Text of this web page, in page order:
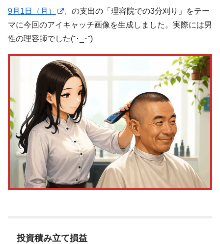
9月1日（月）
、の支出の「理容院での3分刈り」をテー
マに今回のアイキャッチ画像を生成しました。実際には男
性の理容師でした(˘･_･˘)
投資積み立て損益